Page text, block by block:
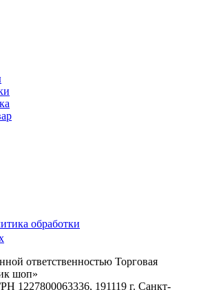
обработки
ответственностью Торговая
шоп»
1227800063336, 191119 г. Санкт-